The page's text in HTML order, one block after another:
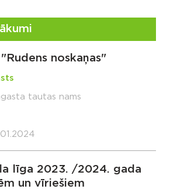
noskaņas"
tautas nams
līga 2023. /2024. gada
un vīriešiem